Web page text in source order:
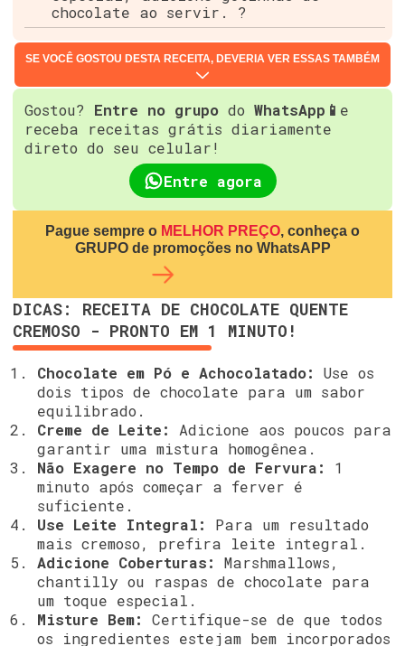
chocolate ao servir. ?
SE VOCÊ GOSTOU DESTA RECEITA, DEVERIA VER ESSAS TAMBÉM
Gostou? Entre no grupo do WhatsApp📱 e
receba receitas grátis diariamente
direto do seu celular!
Entre agora
Pague sempre o MELHOR PREÇO, conheça o
GRUPO de promoções no WhatsAPP
DICAS: RECEITA DE CHOCOLATE QUENTE
CREMOSO - PRONTO EM 1 MINUTO!
Chocolate em Pó e Achocolatado:
Use os
dois tipos de chocolate para um sabor
equilibrado.
Creme de Leite:
Adicione aos poucos para
garantir uma mistura homogênea.
Não Exagere no Tempo de Fervura:
1
minuto após começar a ferver é
suficiente.
Use Leite Integral:
Para um resultado
mais cremoso, prefira leite integral.
Adicione Coberturas:
Marshmallows,
chantilly ou raspas de chocolate para
um toque especial.
Misture Bem:
Certifique-se de que todos
os ingredientes estejam bem incorporados